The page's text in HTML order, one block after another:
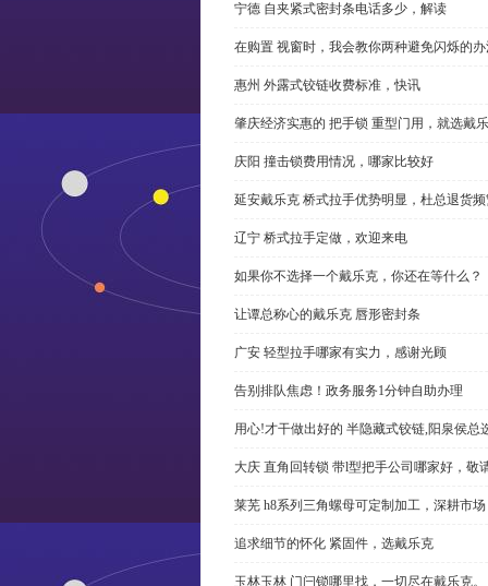
宁德 自夹紧式密封条电话多少，解读
在购置 视窗时，我会教你两种避免闪烁的
惠州 外露式铰链收费标准，快讯
肇庆经济实惠的 把手锁 重型门用，就选戴
庆阳 撞击锁费用情况，哪家比较好
延安戴乐克 桥式拉手优势明显，杜总退货
辽宁 桥式拉手定做，欢迎来电
如果你不选择一个戴乐克，你还在等什么？
让谭总称心的戴乐克 唇形密封条
广安 轻型拉手哪家有实力，感谢光顾
告别排队焦虑！政务服务1分钟自助办理
用心!才干做出好的 半隐藏式铰链,阳泉侯总
大庆 直角回转锁 带l型把手公司哪家好，敬
莱芜 h8系列三角螺母可定制加工，深耕市场
追求细节的怀化 紧固件，选戴乐克
玉林玉林 门闩锁哪里找，一切尽在戴乐克。